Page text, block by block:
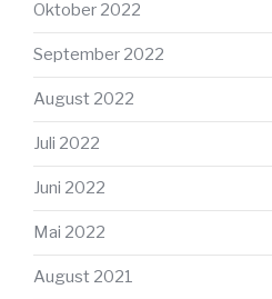
Oktober 2022
September 2022
August 2022
Juli 2022
Juni 2022
Mai 2022
August 2021